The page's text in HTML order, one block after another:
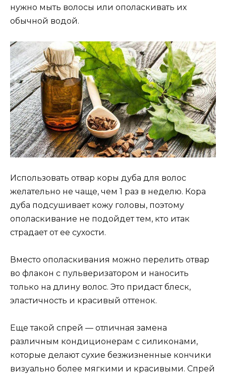
нужно мыть волосы или ополаскивать их
обычной водой.
Использовать отвар коры дуба для волос
желательно не чаще, чем 1 раз в неделю. Кора
дуба подсушивает кожу головы, поэтому
ополаскивание не подойдет тем, кто итак
страдает от ее сухости.
Вместо ополаскивания можно перелить отвар
во флакон с пульверизатором и наносить
только на длину волос. Это придаст блеск,
эластичность и красивый оттенок.
Еще такой спрей — отличная замена
различным кондиционерам с силиконами,
которые делают сухие безжизненные кончики
визуально более мягкими и красивыми. Спрей